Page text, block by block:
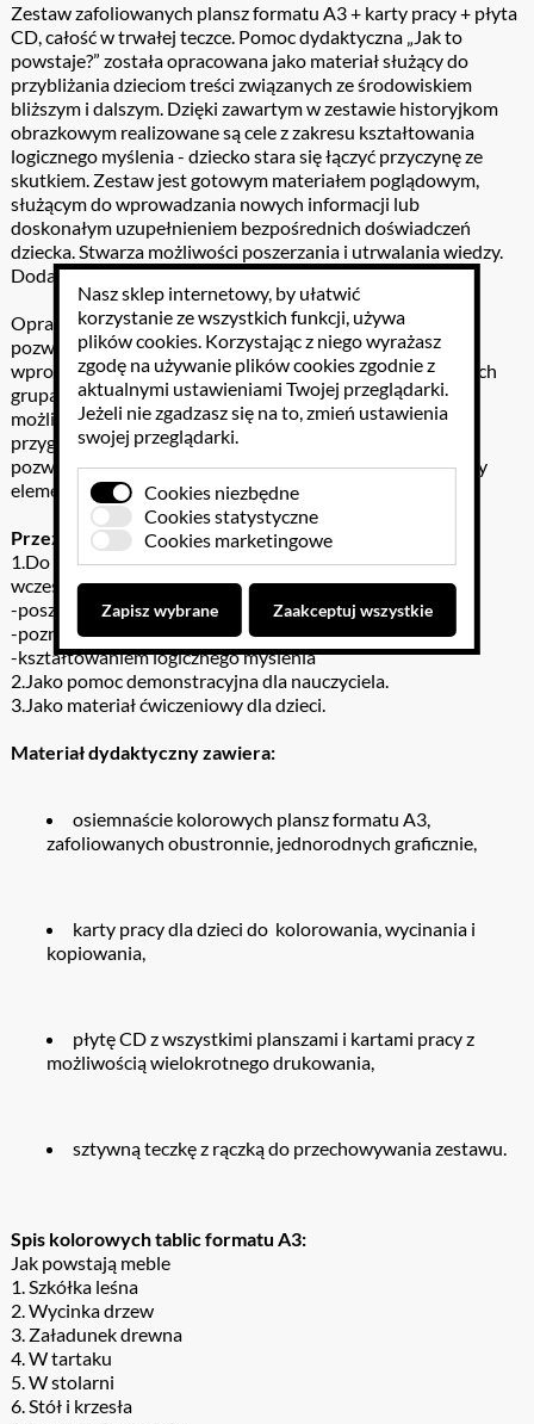
Zestaw zafoliowanych plansz formatu A3 + karty pracy + płyta
CD, całość w trwałej teczce. Pomoc dydaktyczna „Jak to
powstaje?” została opracowana jako materiał służący do
przybliżania dzieciom treści związanych ze środowiskiem
bliższym i dalszym. Dzięki zawartym w zestawie historyjkom
obrazkowym realizowane są cele z zakresu kształtowania
logicznego myślenia - dziecko stara się łączyć przyczynę ze
skutkiem. Zestaw jest gotowym materiałem poglądowym,
służącym do wprowadzania nowych informacji lub
doskonałym uzupełnieniem bezpośrednich doświadczeń
dziecka. Stwarza możliwości poszerzania i utrwalania wiedzy.
Dodatkowym walorem jest realizm ilustracji.
Opracowane wyrazy i wyrażenia do wszystkich ilustracji
pozwalają na kojarzenie obrazka z wyrazem, umożliwiają
wprowadzanie ćwiczeń z czytania globalnego we wszystkich
grupach wiekowych. Materiały do drukowania stwarzają
możliwość wprowadzania ciekawych ćwiczeń manualnych
przygotowujących do nauki pisania. Zastosowana grafika
pozwala na wykorzystanie plansz jako ciekawy i oryginalny
element wystroju sal dydaktycznych.
Przeznaczenie:
1.Do wykorzystania w edukacji przedszkolnej i
wczesnoszkolnej przy realizacji zagadnień związanych z:
-poszerzaniem i bogaceniem wiedzy na temat otoczenia
-poznawaniem podstawowych praw rządzących przyrodą
-kształtowaniem logicznego myślenia
2.Jako pomoc demonstracyjna dla nauczyciela.
3.Jako materiał ćwiczeniowy dla dzieci.
Materiał dydaktyczny zawiera:
osiemnaście kolorowych plansz formatu A3,
zafoliowanych obustronnie, jednorodnych graficznie,
karty pracy dla dzieci do kolorowania, wycinania i
kopiowania,
płytę CD z wszystkimi planszami i kartami pracy z
możliwością wielokrotnego drukowania,
sztywną teczkę z rączką do przechowywania zestawu.
Spis kolorowych tablic formatu A3:
Jak powstają meble
1. Szkółka leśna
2. Wycinka drzew
3. Załadunek drewna
4. W tartaku
5. W stolarni
6. Stół i krzesła
Nasz sklep internetowy, by ułatwić
korzystanie ze wszystkich funkcji, używa
plików cookies. Korzystając z niego wyrażasz
zgodę na używanie plików cookies zgodnie z
aktualnymi ustawieniami Twojej przeglądarki.
Jeżeli nie zgadzasz się na to, zmień ustawienia
swojej przeglądarki.
Cookies niezbędne
Cookies statystyczne
Cookies marketingowe
Zapisz wybrane Zaakceptuj wszystkie